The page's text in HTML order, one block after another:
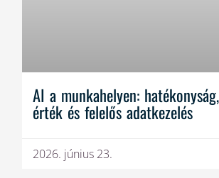
AI a munkahelyen:
érték és felelős adatkezelés
2026. június 23.